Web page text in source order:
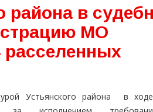
района в
МО
расселенных
Устьянского района в